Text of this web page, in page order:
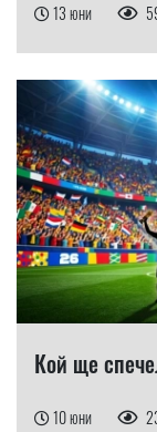
13 юни
Кой ще
10 юни